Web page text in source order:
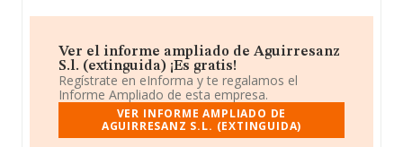
Ver el informe ampliado de Aguirresanz
S.l. (extinguida) ¡Es gratis!
Regístrate en eInforma y te regalamos el
Informe Ampliado de esta empresa.
VER INFORME AMPLIADO DE
AGUIRRESANZ S.L. (EXTINGUIDA)